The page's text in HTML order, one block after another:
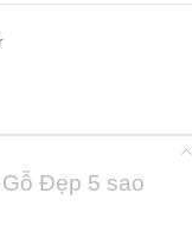
Đẹp 5 sao